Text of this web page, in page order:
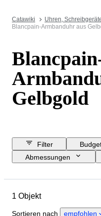
Catawiki Uhren,
Blancpain-Armbanduhr aus
Gelbgold
Filter
Abmessungen
Material
1 Objekt
Sortieren nach empfohlen